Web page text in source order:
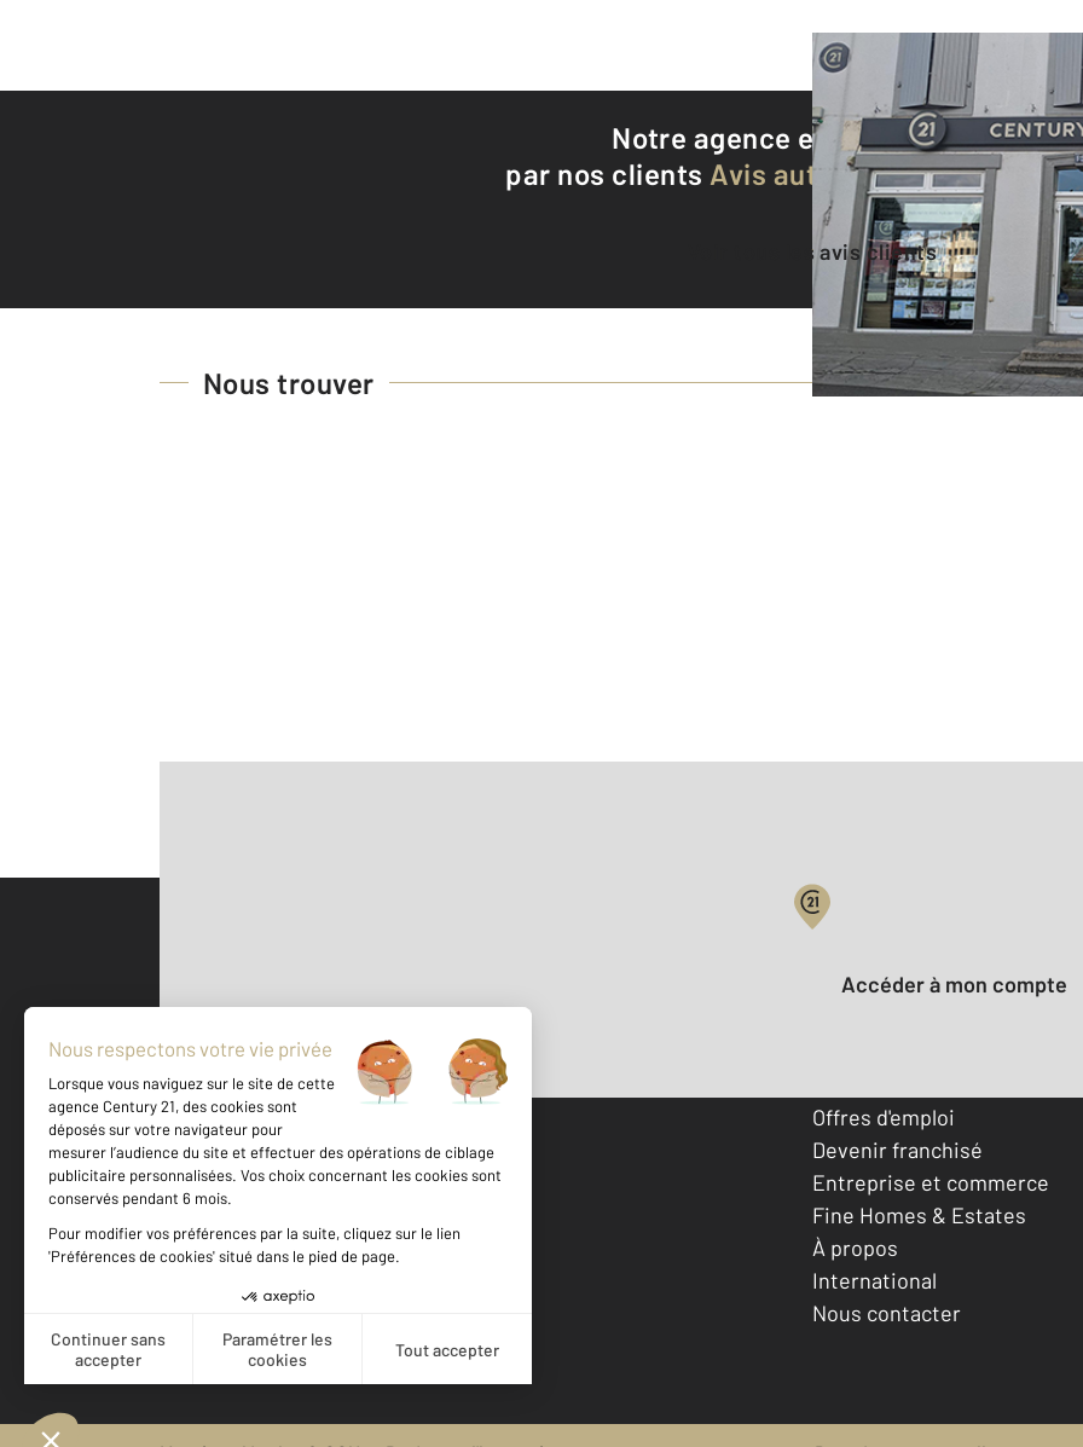
Notre agence est notée9,2/10
par nos clients Avis authentifiés par
Voir tous les avis clients
Nous trouver
500 m ©Mappy
Votre compte :
Accéder à mon compte
Votre agence est notée
Achat
Location
Offres d'emploi
Devenir franchisé
Entreprise et commerce
Fine Homes & Estates
À propos
International
Nous contacter